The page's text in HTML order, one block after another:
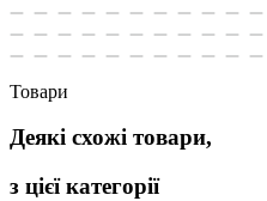
Товари
Деякі схожі товари,
з цієї категорії